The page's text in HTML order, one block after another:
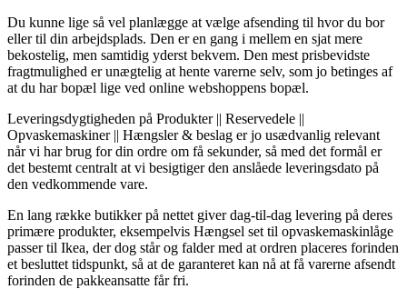
Du kunne lige så vel planlægge at vælge afsending til hvor du bor
eller til din arbejdsplads. Den er en gang i mellem en sjat mere
bekostelig, men samtidig yderst bekvem. Den mest prisbevidste
fragtmulighed er unægtelig at hente varerne selv, som jo betinges af
at du har bopæl lige ved online webshoppens bopæl.
Leveringsdygtigheden på Produkter || Reservedele ||
Opvaskemaskiner || Hængsler & beslag er jo usædvanlig relevant
når vi har brug for din ordre om få sekunder, så med det formål er
det bestemt centralt at vi besigtiger den anslåede leveringsdato på
den vedkommende vare.
En lang række butikker på nettet giver dag-til-dag levering på deres
primære produkter, eksempelvis Hængsel set til opvaskemaskinlåge
passer til Ikea, der dog står og falder med at ordren placeres forinden
et besluttet tidspunkt, så at de garanteret kan nå at få varerne afsendt
forinden de pakkeansatte får fri.